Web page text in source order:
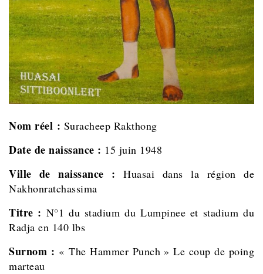
Nom réel : Suracheep Rakthong
Date de naissance : 15 juin 1948
Ville de naissance :Huasai dans la région de
Nakhonratchassima
Titre : N°1 du stadium du Lumpinee et stadium du
Radja en 140 lbs
Surnom : « The Hammer Punch » Le coup de poing
marteau